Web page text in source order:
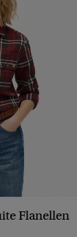
Flanellen